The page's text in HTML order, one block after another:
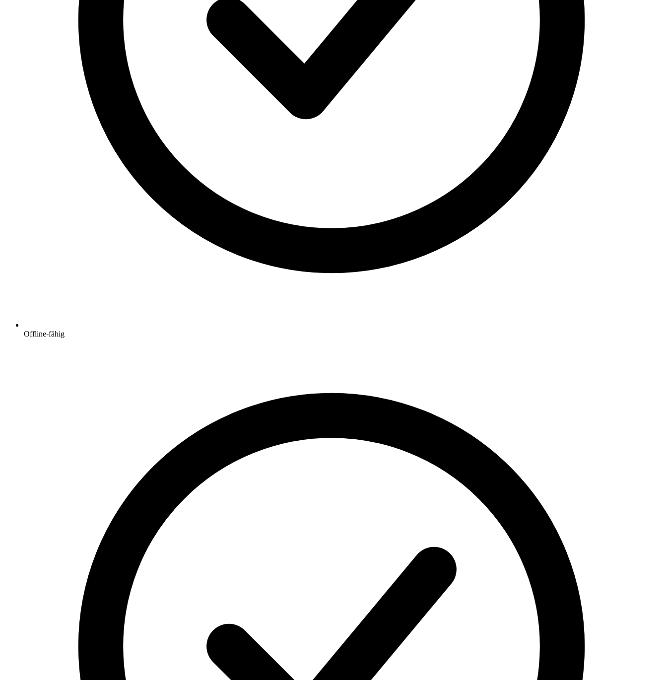
Offline-fähig